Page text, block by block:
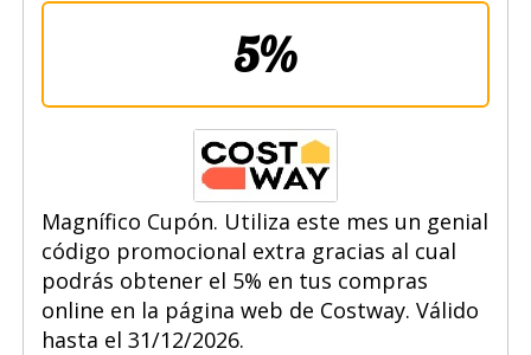
5%
Magnífico Cupón. Utiliza este mes un genial
código promocional extra gracias al cual
podrás obtener el 5% en tus compras
online en la página web de Costway. Válido
hasta el 31/12/2026.